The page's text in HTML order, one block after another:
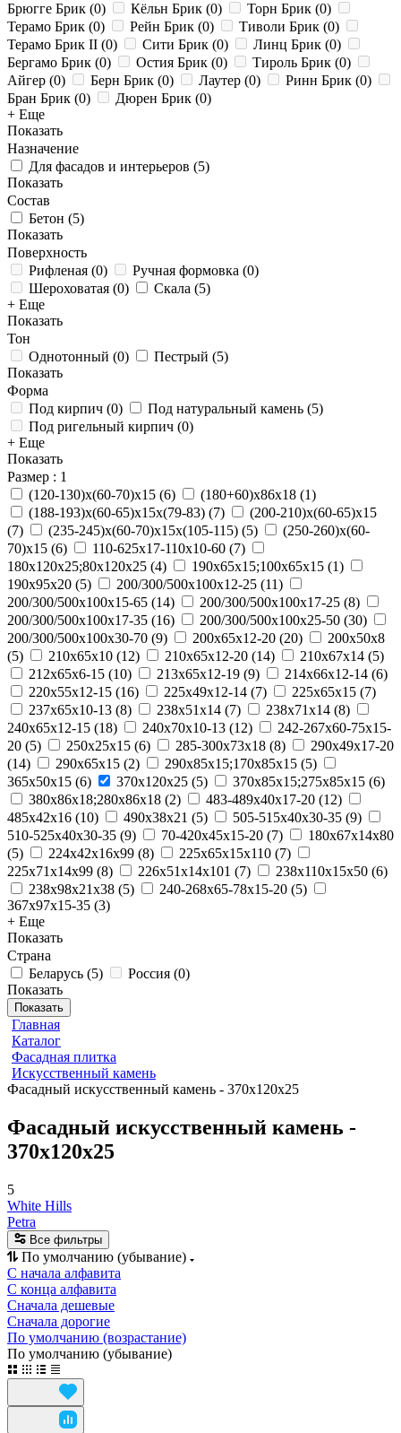
Брюгге Брик (0) Кёльн Брик (0) Торн Брик (0)
Терамо Брик (0) Рейн Брик (0) Тиволи Брик (0)
Терамо Брик II (0) Сити Брик (0) Линц Брик (0)
Бергамо Брик (0) Остия Брик (0) Тироль Брик (0)
Айгер (0) Берн Брик (0) Лаутер (0) Ринн Брик (0)
Бран Брик (0) Дюрен Брик (0)
+ Еще
Показать
Назначение
Для фасадов и интерьеров (5)
Показать
Состав
Бетон (5)
Показать
Поверхность
Рифленая (0) Ручная формовка (0)
Шероховатая (0) Скала (5)
+ Еще
Показать
Тон
Однотонный (0) Пестрый (5)
Показать
Форма
Под кирпич (0) Под натуральный камень (5)
Под ригельный кирпич (0)
+ Еще
Показать
Размер : 1
(120-130)х(60-70)х15 (6) (180+60)х86х18 (1)
(188-193)х(60-65)х15х(79-83) (7)
(200-210)х(60-65)х15
(7) (235-245)х(60-70)х15х(105-115) (5)
(250-260)х(60-
70)х15 (6) 110-625x17-110x10-60 (7)
180х120х25;80х120х25 (4) 190х65х15;100х65х15 (1)
190х95х20 (5) 200/300/500x100x12-25 (11)
200/300/500x100x15-65 (14) 200/300/500x100x17-25 (8)
200/300/500x100x17-35 (16) 200/300/500x100x25-50 (30)
200/300/500x100x30-70 (9) 200x65x12-20 (20)
200х50х8
(5) 210x65x10 (12) 210x65x12-20 (14) 210х67х14 (5)
212x65x6-15 (10) 213x65x12-19 (9) 214x66x12-14 (6)
220x55x12-15 (16) 225x49x12-14 (7) 225х65х15 (7)
237x65x10-13 (8) 238х51х14 (7) 238х71х14 (8)
240x65x12-15 (18) 240x70x10-13 (12)
242-267x60-75x15-
20 (5) 250x25x15 (6) 285-300x73x18 (8)
290x49x17-20
(14) 290х65х15 (2) 290х85х15;170х85х15 (5)
365х50х15 (6) 370х120х25 (5) 370х85х15;275х85х15 (6)
380х86х18;280х86х18 (2) 483-489x40x17-20 (12)
485х42х16 (10) 490х38х21 (5) 505-515x40x30-35 (9)
510-525x40x30-35 (9) 70-420x45x15-20 (7)
180х67х14х80
(5) 224х42х16х99 (8) 225х65х15х110 (7)
225х71х14х99 (8) 226х51х14х101 (7) 238х110х15х50 (6)
238х98х21х38 (5) 240-268x65-78x15-20 (5)
367x97x15-35 (3)
+ Еще
Показать
Страна
Беларусь (5) Россия (0)
Показать
Показать
Главная
Каталог
Фасадная плитка
Искусственный камень
Фасадный искусственный камень - 370х120х25
Фасадный искусственный камень -
370х120х25
5
White Hills
Petra
Все фильтры
По умолчанию (убывание)
С начала алфавита
С конца алфавита
Сначала дешевые
Сначала дорогие
По умолчанию (возрастание)
По умолчанию (убывание)